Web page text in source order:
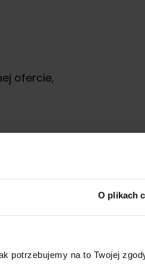
O plikach
potrzebujemy na to Twojej
ofercie,
do komunikacji z
zdarzeniu
, takim
doprowadzenie do